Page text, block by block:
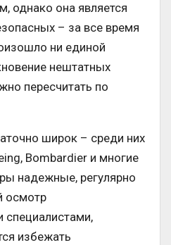
однако она является
– за все время
ни единой
нештатных
пересчитать по
широк – среди них
Bombardier и многие
надежные, регулярно
осмотр
избежать